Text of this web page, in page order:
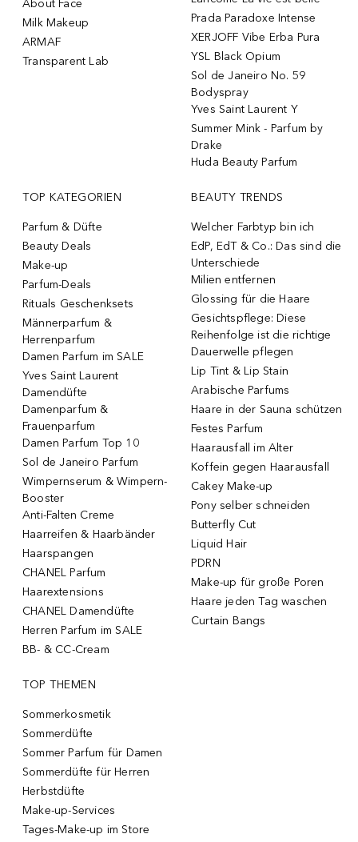
About Face
Milk Makeup
ARMAF
Transparent Lab
Prada Paradoxe Intense
XERJOFF Vibe Erba Pura
YSL Black Opium
Sol de Janeiro No. 59
Bodyspray
Yves Saint Laurent Y
Summer Mink - Parfum by
Drake
Huda Beauty Parfum
TOP KATEGORIEN
Parfum & Düfte
Beauty Deals
Make-up
Parfum-Deals
Rituals Geschenksets
Männerparfum &
Herrenparfum
Damen Parfum im SALE
Yves Saint Laurent
Damendüfte
Damenparfum &
Frauenparfum
Damen Parfum Top 10
Sol de Janeiro Parfum
Wimpernserum & Wimpern-
Booster
Anti-Falten Creme
Haarreifen & Haarbänder
Haarspangen
CHANEL Parfum
Haarextensions
CHANEL Damendüfte
Herren Parfum im SALE
BB- & CC-Cream
BEAUTY TRENDS
Welcher Farbtyp bin ich
EdP, EdT & Co.: Das sind die
Unterschiede
Milien entfernen
Glossing für die Haare
Gesichtspflege: Diese
Reihenfolge ist die richtige
Dauerwelle pflegen
Lip Tint & Lip Stain
Arabische Parfums
Haare in der Sauna schützen
Festes Parfum
Haarausfall im Alter
Koffein gegen Haarausfall
Cakey Make-up
Pony selber schneiden
Butterfly Cut
Liquid Hair
PDRN
Make-up für große Poren
Haare jeden Tag waschen
Curtain Bangs
TOP THEMEN
Sommerkosmetik
Sommerdüfte
Sommer Parfum für Damen
Sommerdüfte für Herren
Herbstdüfte
Make-up-Services
Tages-Make-up im Store